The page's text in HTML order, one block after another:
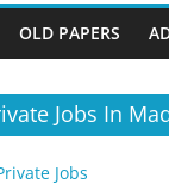
OLD PAPERS
Jobs In
Jobs